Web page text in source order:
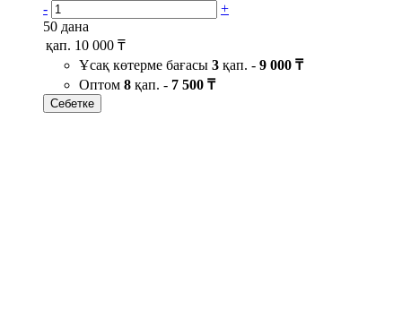
-
+
50 дана
қап. 10 000 ₸
Ұсақ көтерме бағасы 3 қап. - 9 000 ₸
Оптом 8 қап. - 7 500 ₸
Себетке